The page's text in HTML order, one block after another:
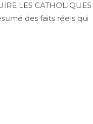
LES CATHOLIQUES
des faits réels qui